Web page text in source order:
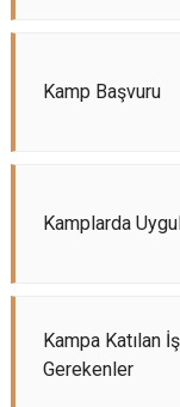
Kamp Başvuru
Kamplarda
Kampa Katılan
Gerekenler